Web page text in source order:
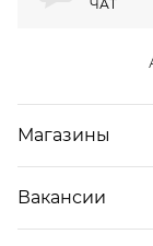
ЧАТ
Магазины
Вакансии